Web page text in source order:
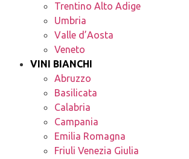
Trentino Alto Adige
Umbria
Valle d’Aosta
Veneto
VINI BIANCHI
Abruzzo
Basilicata
Calabria
Campania
Emilia Romagna
Friuli Venezia Giulia